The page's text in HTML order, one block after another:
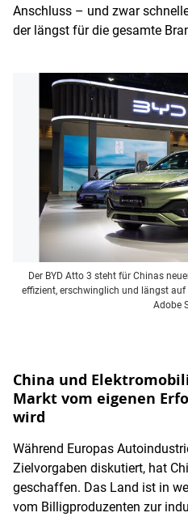
Anschluss – und zwar
der längst für die gesamte
Der BYD Atto 3 steht für Chinas
effizient, erschwinglich und längst
Adobe
China und
Markt vom eigenen
wird
Während Europas
Zielvorgaben diskutiert, hat
geschaffen. Das Land ist in
vom Billigproduzenten zur